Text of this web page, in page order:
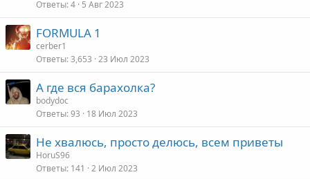
Ответы 4 5 Авг 2023
FORMULA 1
cerber1
Ответы 3,653 23 Июл 2023
А где вся барахолка?
bodydoc
Ответы 93 18 Июл 2023
Не хвалюсь, просто делюсь, всем приветы
HoruS96
Ответы 141 2 Июл 2023